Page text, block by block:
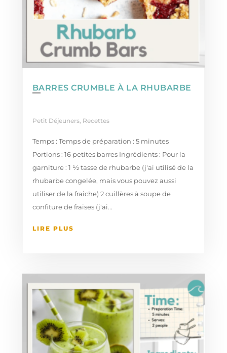
BARRES CRUMBLE À LA RHUBARBE
Petit Déjeuners, Recettes
Temps : Temps de préparation : 5 minutes
Portions : 16 petites barres Ingrédients : Pour la
garniture : 1 ½ tasse de rhubarbe (j'ai utilisé de la
rhubarbe congelée, mais vous pouvez aussi
utiliser de la fraîche) 2 cuillères à soupe de
confiture de fraises (j'ai...
LIRE PLUS